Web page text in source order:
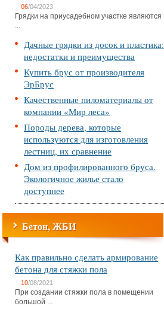
06/04/2023
Грядки на приусадебном участке являются
...
Дачные грядки из досок и пластика:
недостатки и преимущества
Купить брус от производителя
ЭрБрус
Качественные пиломатериалы от
компании «Мир леса»
Породы дерева, которые
используются для изготовления
лестниц, их сравнение
Дом из профилированного бруса.
Экологичное жилье стало
доступнее
Бетон, ЖБИ
Как правильно сделать армирование
бетона для стяжки пола
10/08/2021
При создании стяжки пола в помещении
большой ...